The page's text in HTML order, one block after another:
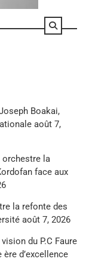
Boakai,
août 7,
orchestre la
face aux
la refonte des
août 7, 2026
du P.C Faure
d’excellence